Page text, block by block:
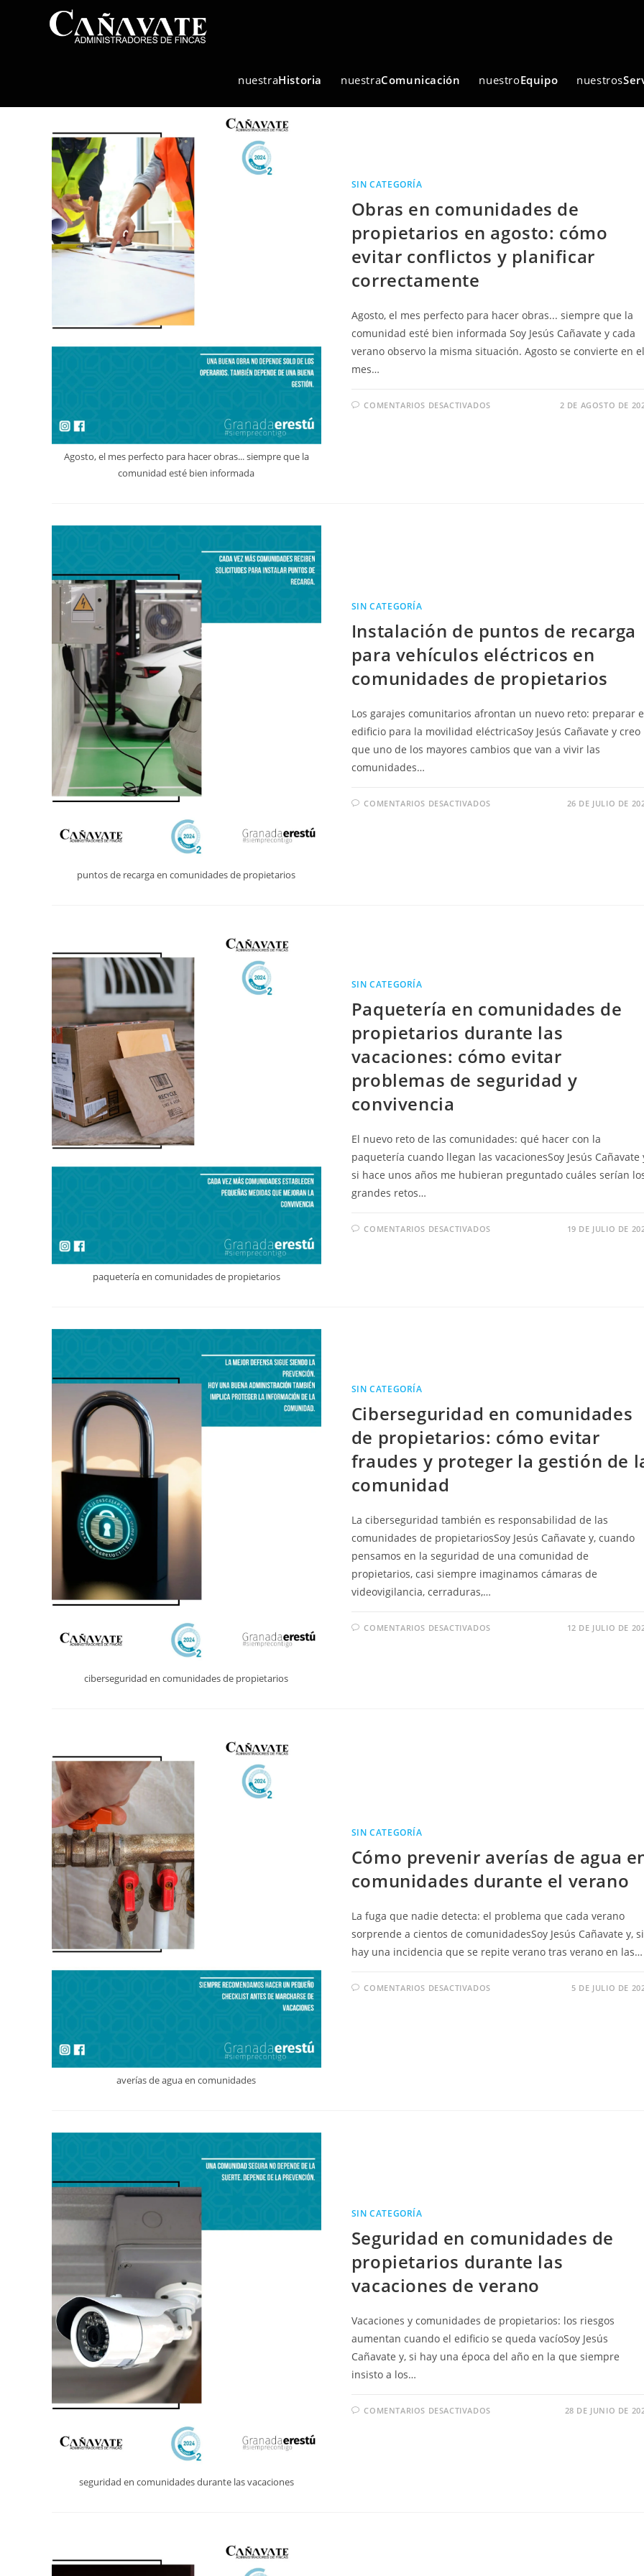
nuestraHistoria nuestraComunicación nuestroEquipo nuestros
Agosto, el mes perfecto para hacer obras... siempre que la
comunidad esté bien informada
SIN CATEGORÍA
Obras en comunidades de
propietarios en agosto: cómo
evitar conflictos y planificar
correctamente
Agosto, el mes perfecto para hacer obras... siempre que la
comunidad esté bien informada Soy Jesús Cañavate y cada
verano observo la misma situación. Agosto se convierte en el
mes…
COMENTARIOS DESACTIVADOS 2 DE AGOSTO DE
puntos de recarga en comunidades de propietarios
SIN CATEGORÍA
Instalación de puntos de recarga
para vehículos eléctricos en
comunidades de propietarios
Los garajes comunitarios afrontan un nuevo reto: preparar
edificio para la movilidad eléctricaSoy Jesús Cañavate y creo
que uno de los mayores cambios que van a vivir las
comunidades…
COMENTARIOS DESACTIVADOS 26 DE JULIO DE
paquetería en comunidades de propietarios
SIN CATEGORÍA
Paquetería en comunidades de
propietarios durante las
vacaciones: cómo evitar
problemas de seguridad y
convivencia
El nuevo reto de las comunidades: qué hacer con la
paquetería cuando llegan las vacacionesSoy Jesús Cañavate
si hace unos años me hubieran preguntado cuáles serían
grandes retos…
COMENTARIOS DESACTIVADOS 19 DE JULIO DE
ciberseguridad en comunidades de propietarios
SIN CATEGORÍA
Ciberseguridad en comunidades
de propietarios: cómo evitar
fraudes y proteger la gestión de
comunidad
La ciberseguridad también es responsabilidad de las
comunidades de propietariosSoy Jesús Cañavate y, cuando
pensamos en la seguridad de una comunidad de
propietarios, casi siempre imaginamos cámaras de
videovigilancia, cerraduras,…
COMENTARIOS DESACTIVADOS 12 DE JULIO DE
averías de agua en comunidades
SIN CATEGORÍA
Cómo prevenir averías de agua
comunidades durante el verano
La fuga que nadie detecta: el problema que cada verano
sorprende a cientos de comunidadesSoy Jesús Cañavate y, si
hay una incidencia que se repite verano tras verano en las…
COMENTARIOS DESACTIVADOS 5 DE JULIO DE
seguridad en comunidades durante las vacaciones
SIN CATEGORÍA
Seguridad en comunidades de
propietarios durante las
vacaciones de verano
Vacaciones y comunidades de propietarios: los riesgos
aumentan cuando el edificio se queda vacíoSoy Jesús
Cañavate y, si hay una época del año en la que siempre
insisto a los…
COMENTARIOS DESACTIVADOS 28 DE JUNIO DE